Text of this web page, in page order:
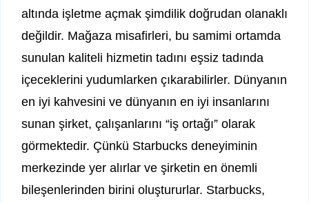
altında işletme açmak şimdilik doğrudan olanaklı
değildir. Mağaza misafirleri, bu samimi ortamda
sunulan kaliteli hizmetin tadını eşsiz tadında
içeceklerini yudumlarken çıkarabilirler. Dünyanın
en iyi kahvesini ve dünyanın en iyi insanlarını
sunan şirket, çalışanlarını “iş ortağı” olarak
görmektedir. Çünkü Starbucks deneyiminin
merkezinde yer alırlar ve şirketin en önemli
bileşenlerinden birini oluştururlar. Starbucks,